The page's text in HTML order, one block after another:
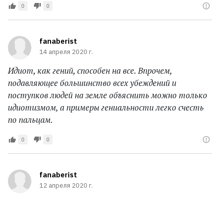
0 0
fanaberist
14 апреля 2020 г.
Идиот, как гений, способен на все. Впрочем,
подавляющее большинство всех убеждений и
поступков людей на земле объяснить можно только
идиотизмом, а примеры гениальности легко счесть
по пальцам.
0 0
fanaberist
12 апреля 2020 г.